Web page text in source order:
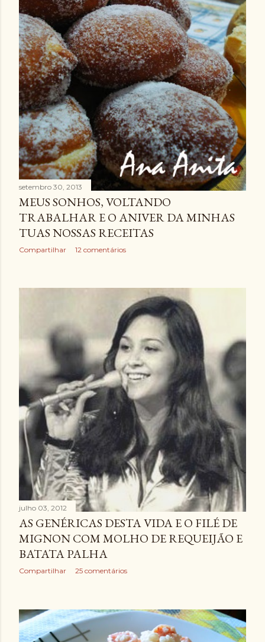
setembro 30, 2013
MEUS SONHOS, VOLTANDO
TRABALHAR E O ANIVER DA MINHAS
TUAS NOSSAS RECEITAS
Compartilhar 12 comentários
julho 03, 2012
AS GENÉRICAS DESTA VIDA E O FILÉ DE
MIGNON COM MOLHO DE REQUEIJÃO E
BATATA PALHA
Compartilhar 25 comentários